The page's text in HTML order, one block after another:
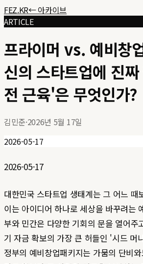
FEZ.KR← 아카이브
ARTICLE
프라이머 vs. 예비창
신의 스타트업에 진
전 근육'은 무엇인가?
김민준·2026년 5월 17일
2026-05-17
2026-05-17
대한민국 스타트업 생태계는 그 어느 때
이는 아이디어 하나로 세상을 바꾸려는
부와 민간은 다양한 기회의 문을 열어주
기 자금 확보의 가장 큰 허들인 '시드 머
정부의 예비창업패키지는 가뭄의 단비